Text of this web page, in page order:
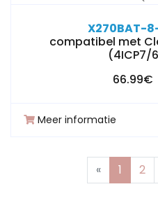
X270BAT-
compatibel met
(4ICP7/
66.99€
Meer informatie
«Previous
1 2